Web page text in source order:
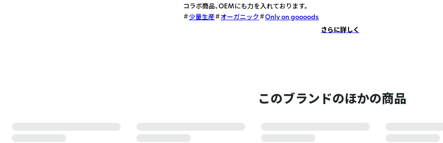
コラボ商品、OEMにも力を入れております。
少量生産
オーガニック
Only on goooods
さらに詳しく
このブランドのほかの商品